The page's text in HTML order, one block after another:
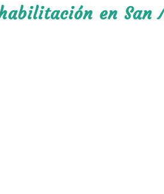
en